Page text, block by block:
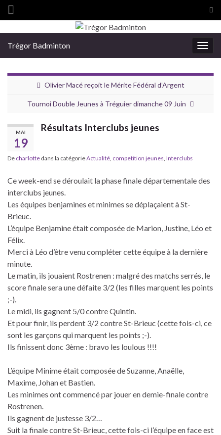
Search for:
Trégor Badminton
Olivier Macé reçoit le Mérite Fédéral d’Argent
Tournoi Double Jeunes à Tréguier dimanche 09 Juin
MAI
19
Résultats Interclubs jeunes
De charlotte dans la catégorieActualité competition jeunes Interclubs
Ce week-end se déroulait la phase finale départementale des
interclubs jeunes.
Les équipes benjamines et minimes se déplaçaient à St-
Brieuc.
L’équipe Benjamine était composée de Marion, Justine, Léo et
Félix.
Merci à Léo d’être venu compléter cette équipe à la dernière
minute.
Le matin, ils jouaient Rostrenen : malgré des matchs serrés, le
score finale sera une défaite 3/2 (les filles marquent les points
;-).
Le midi, ils gagnent 5/0 contre Quintin.
Et pour finir, ils perdent 3/2 contre St-Brieuc (cette fois-ci, ce
sont les garçons qui marquent les points ;-).
Ils finissent donc 3ème : bravo les loulous !!!!
L’équipe Minime était composée de Suzanne, Anaëlle,
Maxime, Johan et Bastien.
Les minimes ont commencé par jouer en demie-finale contre
Rostrenen.
Ils gagnent de justesse 3/2…
Suit la finale contre St-Brieuc, cette fois-ci l’équipe en face est